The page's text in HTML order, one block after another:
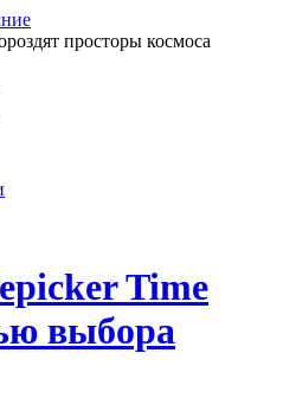
просторы космоса
Time
выбора